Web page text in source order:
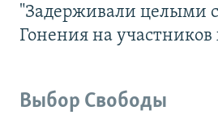
"Задерживали целыми
Гонения на
Выбор Свободы